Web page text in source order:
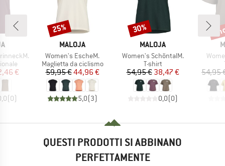
ridotto
€
(0)
MARCHIO
MALOJA
Articolo
Women's EscheM.
Gruppo di prodotti
Maglietta da ciclismo
Prezzo
59,95 €Prezzo ridotto
44,96 €
5,0(3)
Sconto
25%
MARCHIO
MALOJA
Articolo
Women's SchöntalM.
Gruppo di prodotti
T-shirt
Prezzo
54,95 €Prezzo ridotto
38,47 €
0,0(0)
Sconto
30%
54,95
QUESTI PRODOTTI SI ABBINANO
PERFETTAMENTE